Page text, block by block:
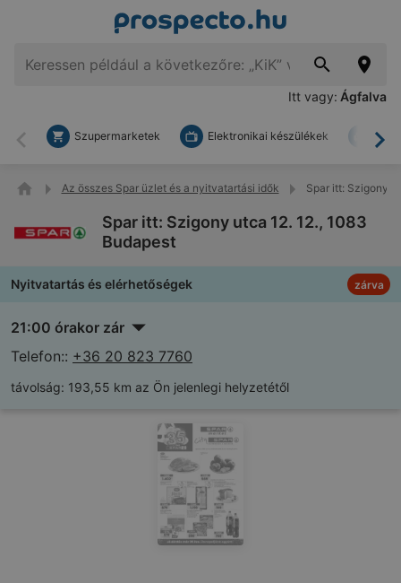
Itt vagy: Ágfalva
Vissza
Szupermarketek Elektronikai készülékek
Az összes Spar üzlet és a nyitvatartási idők Spar itt: Szigony
Spar itt: Szigony utca 12. 12., 1083
Budapest
Nyitvatartás és elérhetőségek zárva
21:00 órakor zár
Telefon:: +36 20 823 7760
távolság: 193,55 km az Ön jelenlegi helyzetétől